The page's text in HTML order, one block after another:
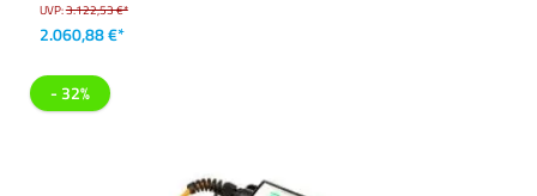
UVP:3.122,53 €*
2.060,88 €*
- 32%